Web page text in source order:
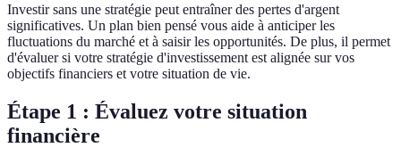
Investir sans une stratégie peut entraîner des pertes d'argent
significatives. Un plan bien pensé vous aide à anticiper les
fluctuations du marché et à saisir les opportunités. De plus, il permet
d'évaluer si votre stratégie d'investissement est alignée sur vos
objectifs financiers et votre situation de vie.
Étape 1 : Évaluez votre situation
financière